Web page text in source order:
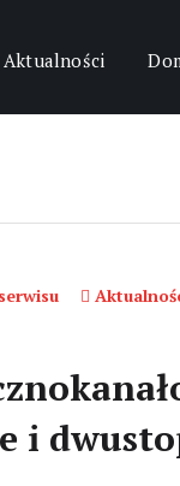
Aktualności
i